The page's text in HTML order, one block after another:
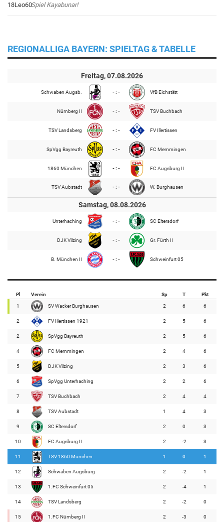
Spiel Kayabunar!
REGIONALLIGA BAYERN: SPIELTAG & TABELLE
Freitag, 07.08.2026
Schwaben Augsb. - : - VfB Eichstätt
Nürnberg II - : - TSV Buchbach
TSV Landsberg - : - FV Illertissen
SpVgg Bayreuth - : - FC Memmingen
1860 München - : - FC Augsburg II
TSV Aubstadt - : - W. Burghausen
Samstag, 08.08.2026
Unterhaching - : - SC Eltersdorf
DJK Vilzing - : - Gr. Fürth II
B. München II - : - Schweinfurt 05
Pl Verein Sp T Pkt
1 SV Wacker Burghausen 2 6 6
2 FV Illertissen 1921 2 5 6
2 SpVgg Bayreuth 2 5 6
4 FC Memmingen 2 4 6
5 DJK Vilzing 2 3 6
6 SpVgg Unterhaching 2 2 6
7 TSV Buchbach 2 4 4
8 TSV Aubstadt 1 4 3
9 SC Eltersdorf 2 0 3
10 FC Augsburg II 2 -2 3
11 TSV 1860 München 1 0 1
12 Schwaben Augsburg 2 -2 1
13 1.FC Schweinfurt 05 2 -4 1
14 TSV Landsberg 2 -2 0
15 1.FC Nürnberg II 2 -3 0